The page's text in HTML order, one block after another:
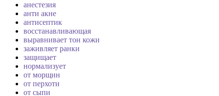
анестезия
анти акне
антисептик
восстанавливающая
выравнивает тон кожи
заживляет ранки
защищает
нормализует
от морщин
от перхоти
от сыпи